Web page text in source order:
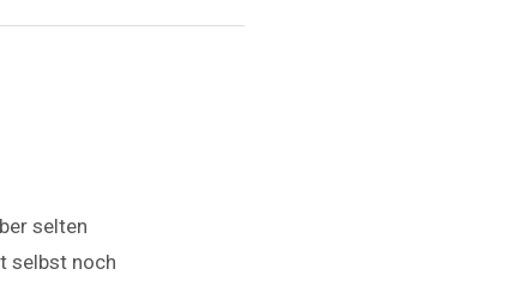
selten
selbst noch